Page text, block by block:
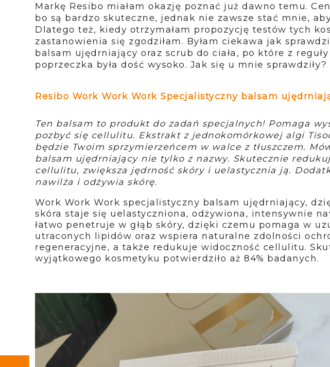
Markę Resibo miałam okazję poznać już dawno temu.
bo są bardzo skuteczne, jednak nie zawsze stać mnie,
Dlatego też, kiedy otrzymałam propozycję testów tych
zastanowienia się zgodziłam. Byłam ciekawa jak
balsam ujędrniający oraz scrub do ciała, po które z
poprzeczka była dość wysoko. Jak się u mnie sprawdziły?
Resibo Work Work Work Specjalistyczny balsam
Ten balsam to produkt do zadań specjalnych! Pomaga
pozbyć się cellulitu. Ekstrakt z jednokomórkowej algi
będzie Twoim sprzymierzeńcem w walce z tłuszczem.
balsam ujędrniający nie tylko z nazwy. Skutecznie
cellulitu, zwiększa jędrność skóry i uelastycznia ją.
nawilża i odżywia skórę.
Work Work Work specjalistyczny balsam ujędrniający,
skóra staje się uelastyczniona, odżywiona, intensywnie
łatwo penetruje w głąb skóry, dzięki czemu pomaga w
utraconych lipidów oraz wspiera naturalne zdolności
regeneracyjne, a także redukuje widoczność cellulitu.
wyjątkowego kosmetyku potwierdziło aż 84% badanych.